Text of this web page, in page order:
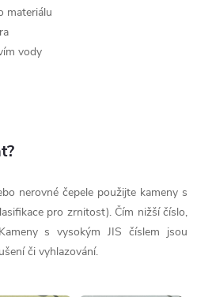
materiálu
vody
nerovné čepele použijte kameny s
pro zrnitost). Čím nižší číslo,
s vysokým JIS číslem jsou
či vyhlazování.